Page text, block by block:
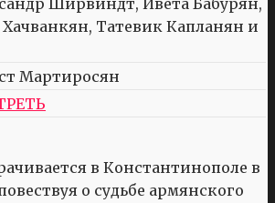
Ширвиндт, Ивета Бабурян,
Татевик Капланян и
Мартиросян
в Константинополе в
о судьбе армянского